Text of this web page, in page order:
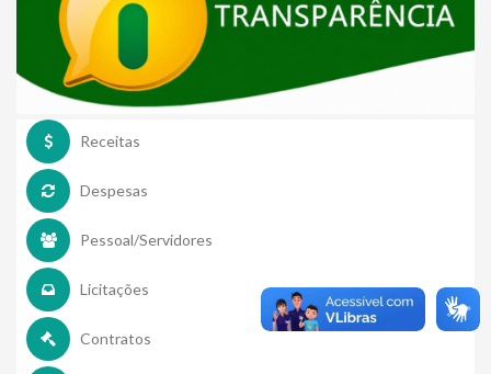
Receitas
Despesas
Pessoal/Servidores
Licitações
Contratos